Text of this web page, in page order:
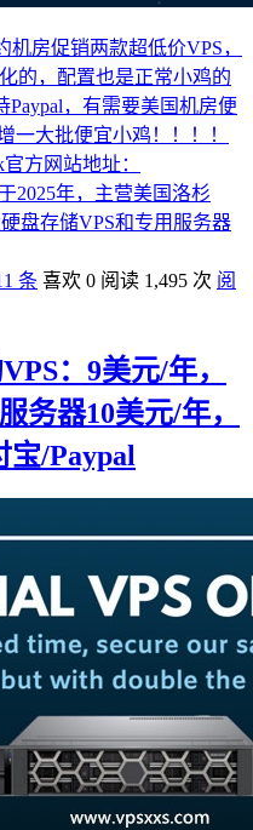
房促销两款超低价VPS，
的，配置也是正常小鸡的
，有需要美国机房便
一大批便宜小鸡！！！！
方网站地址：
2025年，主营美国洛杉
盘存储VPS和专用服务器
条 喜欢 0 阅读 1,495 次 阅
：9美元/年，
务器10美元/年，
宝/Paypal